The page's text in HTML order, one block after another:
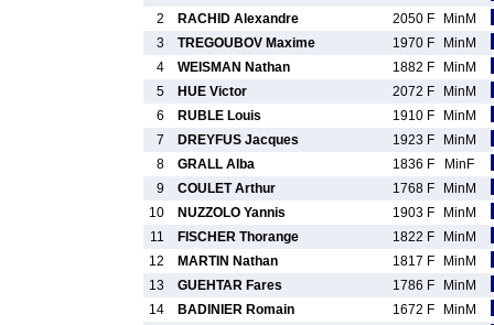
2
RACHID Alexandre 2050 F
MinM
3
TREGOUBOV Maxime 1970 F
MinM
4
WEISMAN Nathan 1882 F
MinM
5
HUE Victor 2072 F
MinM
6
RUBLE Louis 1910 F
MinM
7
DREYFUS Jacques 1923 F
MinM
8
GRALL Alba 1836 F
MinF
9
COULET Arthur 1768 F
MinM
10
NUZZOLO Yannis 1903 F
MinM
11
FISCHER Thorange 1822 F
MinM
12
MARTIN Nathan 1817 F
MinM
13
GUEHTAR Fares 1786 F
MinM
14
BADINIER Romain 1672 F
MinM